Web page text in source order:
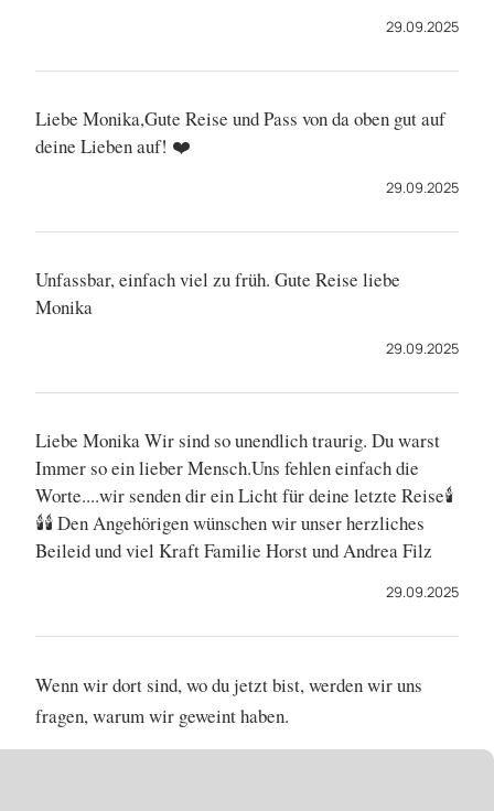
29.09.2025
Liebe Monika,Gute Reise und Pass von da oben gut auf
deine Lieben auf! ❤️
29.09.2025
Unfassbar, einfach viel zu früh. Gute Reise liebe
Monika
29.09.2025
Liebe Monika Wir sind so unendlich traurig. Du warst
Immer so ein lieber Mensch.Uns fehlen einfach die
Worte....wir senden dir ein Licht für deine letzte Reise🕯
🕯🕯 Den Angehörigen wünschen wir unser herzliches
Beileid und viel Kraft Familie Horst und Andrea Filz
29.09.2025
Wenn wir dort sind, wo du jetzt bist, werden wir uns
fragen, warum wir geweint haben.